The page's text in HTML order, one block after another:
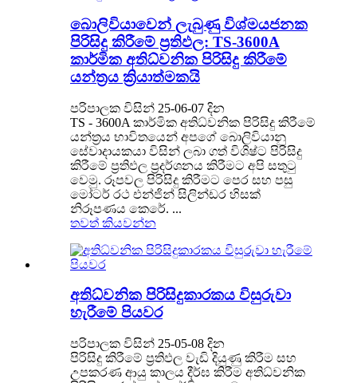
බොලිවියාවෙන් ලැබුණු විශ්මයජනක
පිරිසිදු කිරීමේ ප්‍රතිඵල: TS-3600A
කාර්මික අතිධ්වනික පිරිසිදු කිරීමේ
යන්ත්‍රය ක්‍රියාත්මකයි
පරිපාලක විසින් 25-06-07 දින
TS - 3600A කාර්මික අතිධ්වනික පිරිසිදු කිරීමේ
යන්ත්‍රය භාවිතයෙන් අපගේ බොලිවියානු
සේවාදායකයා විසින් ලබා ගත් විශිෂ්ට පිරිසිදු
කිරීමේ ප්‍රතිඵල ප්‍රදර්ශනය කිරීමට අපි සතුටු
වෙමු. රූපවල පිරිසිදු කිරීමට පෙර සහ පසු
මෝටර් රථ එන්ජින් සිලින්ඩර හිසක්
නිරූපණය කෙරේ. ...
තවත් කියවන්න
අතිධ්වනික පිරිසිදුකාරකය විසුරුවා
හැරීමේ පියවර
පරිපාලක විසින් 25-05-08 දින
පිරිසිදු කිරීමේ ප්‍රතිඵල වැඩි දියුණු කිරීම සහ
උපකරණ ආයු කාලය දීර්ඝ කිරීම අතිධ්වනික